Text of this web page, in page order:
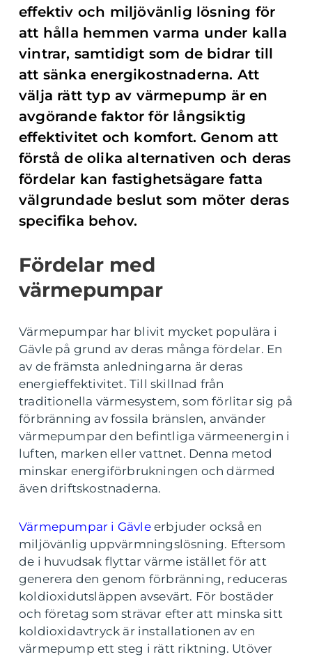
effektiv och miljövänlig lösning för
att hålla hemmen varma under kalla
vintrar, samtidigt som de bidrar till
att sänka energikostnaderna. Att
välja rätt typ av värmepump är en
avgörande faktor för långsiktig
effektivitet och komfort. Genom att
förstå de olika alternativen och deras
fördelar kan fastighetsägare fatta
välgrundade beslut som möter deras
specifika behov.
Fördelar med
värmepumpar
Värmepumpar har blivit mycket populära i
Gävle på grund av deras många fördelar. En
av de främsta anledningarna är deras
energieffektivitet. Till skillnad från
traditionella värmesystem, som förlitar sig på
förbränning av fossila bränslen, använder
värmepumpar den befintliga värmeenergin i
luften, marken eller vattnet. Denna metod
minskar energiförbrukningen och därmed
även driftskostnaderna.
Värmepumpar i Gävleerbjuder också en
miljövänlig uppvärmningslösning. Eftersom
de i huvudsak flyttar värme istället för att
generera den genom förbränning, reduceras
koldioxidutsläppen avsevärt. För bostäder
och företag som strävar efter att minska sitt
koldioxidavtryck är installationen av en
värmepump ett steg i rätt riktning. Utöver